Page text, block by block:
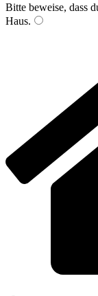
Bitte beweise, dass
Haus.